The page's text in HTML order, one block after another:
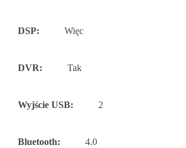
DSP: Więc
DVR: Tak
Wyjście USB: 2
Bluetooth: 4.0